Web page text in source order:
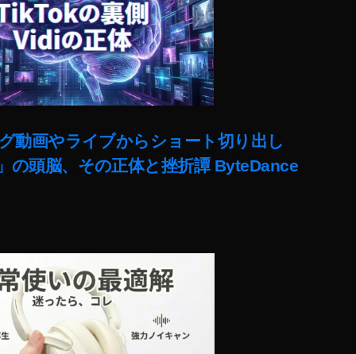
動画やライブからショート切り出し
の頭脳、その正体と挫折譚 ByteDance